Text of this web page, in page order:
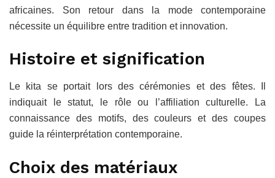
africaines. Son retour dans la mode contemporaine
nécessite un équilibre entre tradition et innovation.
Histoire et signification
Le kita se portait lors des cérémonies et des fêtes. Il
indiquait le statut, le rôle ou l’affiliation culturelle. La
connaissance des motifs, des couleurs et des coupes
guide la réinterprétation contemporaine.
Choix des matériaux